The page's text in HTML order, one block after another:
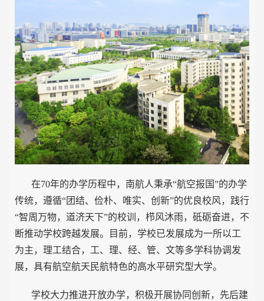
在70年的办学历程中，南航人秉承“航空报国”的办学
传统，遵循“团结、俭朴、唯实、创新”的优良校风，践行
“智周万物，道济天下”的校训，栉风沐雨，砥砺奋进，不
断推动学校跨越发展。目前，学校已发展成为一所以工
为主，理工结合，工、理、经、管、文等多学科协调发
展，具有航空航天民航特色的高水平研究型大学。
学校大力推进开放办学，积极开展协同创新，先后建